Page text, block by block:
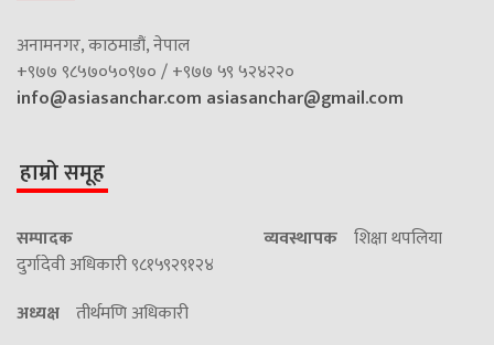
अनामनगर, काठमाडौं, नेपाल
+९७७ ९८५७०५०९७० / +९७७ ५९ ५२४२२०
info@asiasanchar.com asiasanchar@gmail.com
हाम्रो समूह
सम्पादक
दुर्गादेवी अधिकारी ९८१५९२९१२४
व्यवस्थापक शिक्षा थपलिया
अध्यक्ष तीर्थमणि अधिकारी